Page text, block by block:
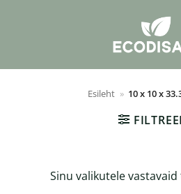
Esileht » 10 x 10 x
Sinu valikutele